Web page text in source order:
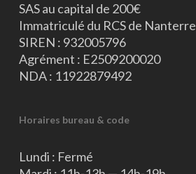
SAS au capital de 200€
Immatriculé du RCS de Nanterre
SIREN : 932005796
Agrément : E2509200020
NDA : 11922879492
Horaires bureau & code
Lundi : Fermé